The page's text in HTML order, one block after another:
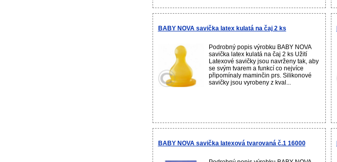
BABY NOVA savička latex kulatá na čaj 2 ks
Podrobný popis výrobku BABY NOVA
savička latex kulatá na čaj 2 ks Užití
Latexové savičky jsou navrženy tak, aby
se svým tvarem a funkcí co nejvíce
připomínaly maminčin prs. Silikonové
savičky jsou vyrobeny z kval...
BABY NOVA savička latexová tvarovaná č.1 16000